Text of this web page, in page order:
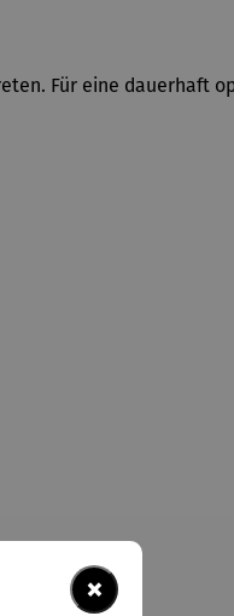
Für eine dauerhaft
×